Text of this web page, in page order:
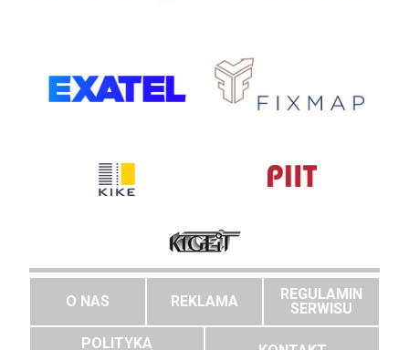
O NAS REKLAMA
REGULAMIN
SERWISU
POLITYKA